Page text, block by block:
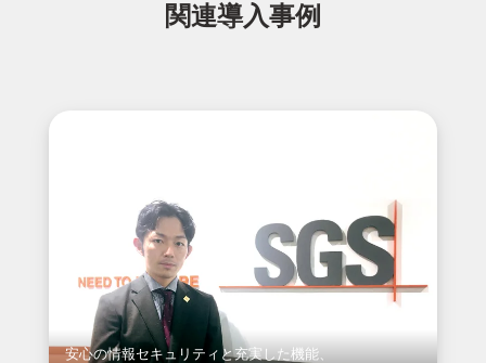
関連導入事例
安心の情報セキュリティと充実した機能、